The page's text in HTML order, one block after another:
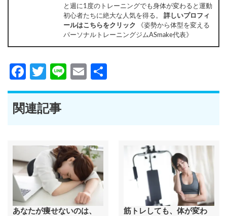
と週に1度のトレーニングでも身体が変わると運動
初心者たちに絶大な人気を得る。 詳しいプロフィ
ールはこちらをクリック 《姿勢から体型を変える
パーソナルトレーニングジムASmake代表》
Facebook
Twitter
LineEmail
有
関連記事
あなたが痩せないのは、
筋トレしても、体が変わ